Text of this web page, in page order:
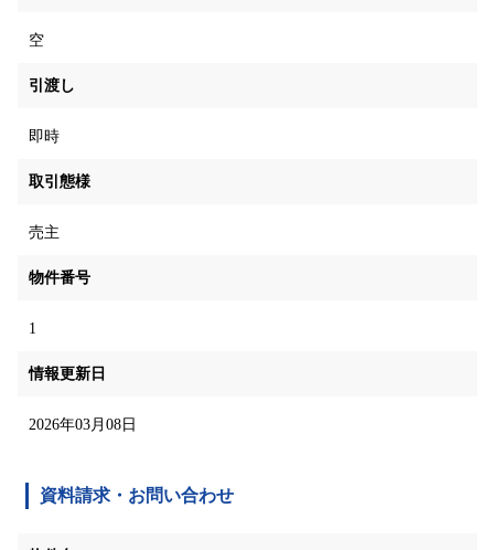
空
引渡し
即時
取引態様
売主
物件番号
1
情報更新日
2026年03月08日
資料請求・お問い合わせ